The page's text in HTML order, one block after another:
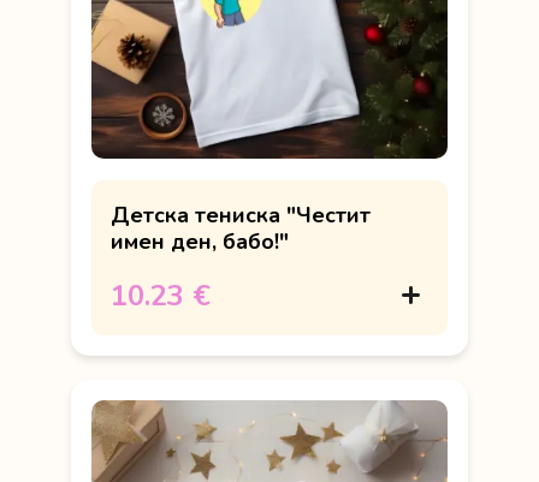
Детска тениска "Честит
имен ден, бабо!"
10.23 €